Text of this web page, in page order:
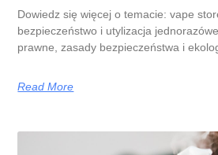
Dowiedz się więcej o temacie: vape
bezpieczeństwo i utylizacja
prawne, zasady bezpieczeństwa i
Read More